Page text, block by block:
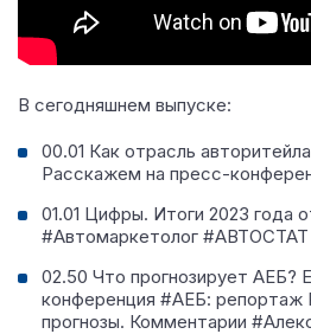
В сегодняшнем выпуске:
00.01 Как отрасль
Расскажем на пресс-
01.01 Цифры. Итоги 2023 года
#Автомаркетолог
02.50 Что прогнозирует АЕБ?
конференция #АЕБ:
прогнозы. Комментарии